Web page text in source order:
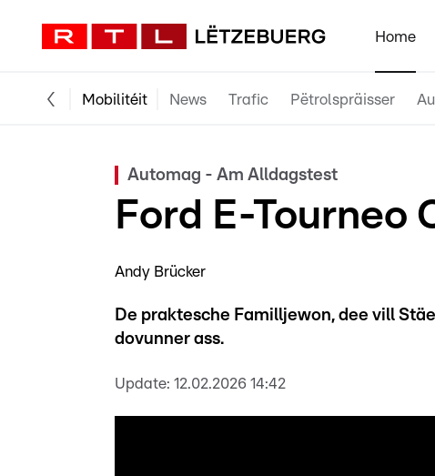
Home
Mobilitéit News Trafic Pëtrolspräisser
Automag - Am Alldagstest
Ford E-Tourneo
Andy Brücker
De praktesche Familljewon, dee vill
dovunner ass.
Update: 12.02.2026 14:42